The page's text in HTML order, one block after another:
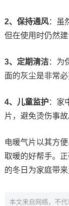
2、保持通风：虽
但在使用时仍然建
3、定期清洁：为
面的灰尘是非常必
4、儿童监护：家
片，避免烫伤事故
电暖气片以其方
取暖的好帮手。
的冬日为家庭带来
本文来自网络，不代